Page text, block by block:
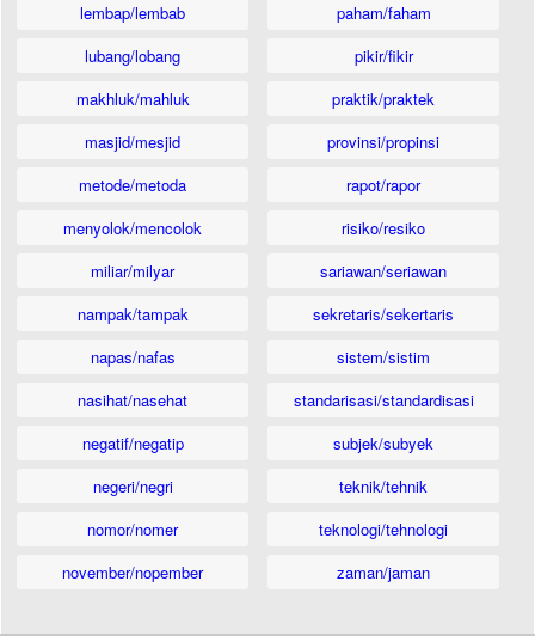
lembap/lembab
lubang/lobang
makhluk/mahluk
masjid/mesjid
metode/metoda
menyolok/mencolok
miliar/milyar
nampak/tampak
napas/nafas
nasihat/nasehat
negatif/negatip
negeri/negri
nomor/nomer
november/nopember
paham/faham
pikir/fikir
praktik/praktek
provinsi/propinsi
rapot/rapor
risiko/resiko
sariawan/seriawan
sekretaris/sekertaris
sistem/sistim
standarisasi/standardisasi
subjek/subyek
teknik/tehnik
teknologi/tehnologi
zaman/jaman